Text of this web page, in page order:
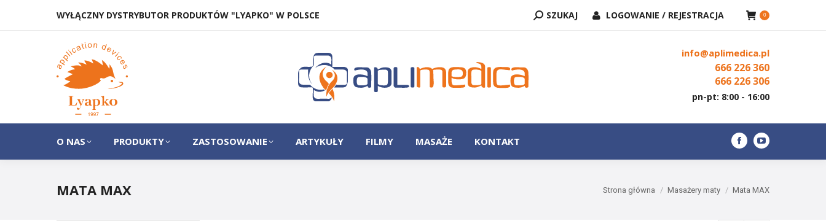
WYŁĄCZNY DYSTRYBUTOR PRODUKTÓW "LYAPKO" W POLSCE SZUKAJ:
SZUKAJ LOGOWANIE / REJESTRACJA 0
info@aplimedica.pl
666 226 360
666 226 306
pn-pt: 8:00 - 16:00
O NAS PRODUKTY ZASTOSOWANIE ARTYKUŁY FILMY MASAŻE KONTAKT
Facebook
in
YouTube
in
MATA MAX Jesteś tutaj:
Strona główna Masażery maty Mata MAX
O NAS PRODUKTY ZASTOSOWANIE MASAŻE KONTAKT
opens
window